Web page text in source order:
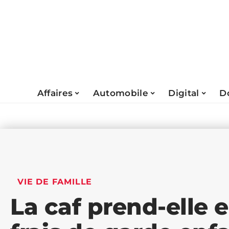
Affaires Automobile Digital
VIE DE FAMILLE
La caf prend-elle